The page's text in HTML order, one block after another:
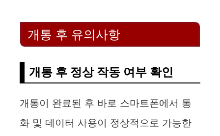
개통 후 유의사항
개통 후 정상 작동 여부 확인
개통이 완료된 후 바로 스마트폰에서 통
화 및 데이터 사용이 정상적으로 가능한